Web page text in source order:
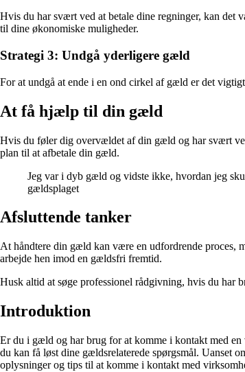
Hvis du har svært ved at betale dine regninger, kan det
til dine økonomiske muligheder.
Strategi 3: Undgå yderligere gæld
For at undgå at ende i en ond cirkel af gæld er det
At få hjælp til din gæld
Hvis du føler dig overvældet af din gæld og har svært
plan til at afbetale din gæld.
Jeg var i dyb gæld og vidste ikke, hvordan jeg
gældsplaget
Afsluttende tanker
At håndtere din gæld kan være en udfordrende proces,
arbejde hen imod en gældsfri fremtid.
Husk altid at søge professionel rådgivning, hvis du
Introduktion
Er du i gæld og har brug for at komme i kontakt med en
du kan få løst dine gældsrelaterede spørgsmål. Uanset
oplysninger og tips til at komme i kontakt med